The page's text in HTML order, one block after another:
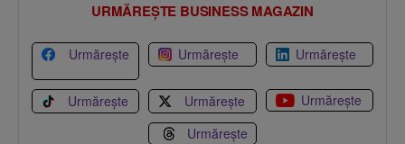
URMĂREȘTE BUSINESS MAGAZIN
Urmărește Urmărește Urmărește
Urmărește Urmărește
Urmărește
Urmărește